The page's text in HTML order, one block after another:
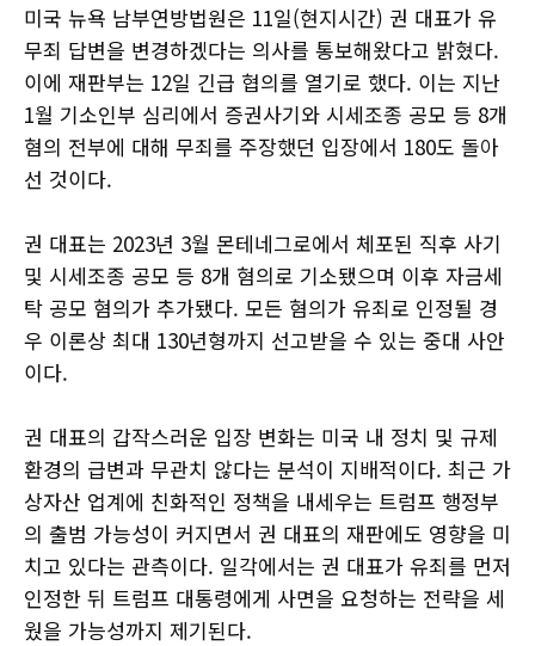
미국 뉴욕 남부연방법원은 11일(현지시간) 권 대표가 유
무죄 답변을 변경하겠다는 의사를 통보해왔다고 밝혔다.
이에 재판부는 12일 긴급 협의를 열기로 했다. 이는 지난
1월 기소인부 심리에서 증권사기와 시세조종 공모 등 8개
혐의 전부에 대해 무죄를 주장했던 입장에서 180도 돌아
선 것이다.
권 대표는 2023년 3월 몬테네그로에서 체포된 직후 사기
및 시세조종 공모 등 8개 혐의로 기소됐으며 이후 자금세
탁 공모 혐의가 추가됐다. 모든 혐의가 유죄로 인정될 경
우 이론상 최대 130년형까지 선고받을 수 있는 중대 사안
이다.
권 대표의 갑작스러운 입장 변화는 미국 내 정치 및 규제
환경의 급변과 무관치 않다는 분석이 지배적이다. 최근 가
상자산 업계에 친화적인 정책을 내세우는 트럼프 행정부
의 출범 가능성이 커지면서 권 대표의 재판에도 영향을 미
치고 있다는 관측이다. 일각에서는 권 대표가 유죄를 먼저
인정한 뒤 트럼프 대통령에게 사면을 요청하는 전략을 세
웠을 가능성까지 제기된다.